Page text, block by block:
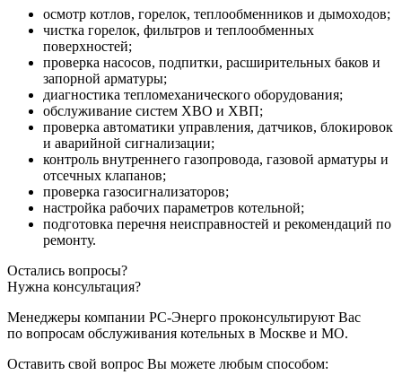
осмотр котлов, горелок, теплообменников и дымоходов;
чистка горелок, фильтров и теплообменных
поверхностей;
проверка насосов, подпитки, расширительных баков и
запорной арматуры;
диагностика тепломеханического оборудования;
обслуживание систем ХВО и ХВП;
проверка автоматики управления, датчиков, блокировок
и аварийной сигнализации;
контроль внутреннего газопровода, газовой арматуры и
отсечных клапанов;
проверка газосигнализаторов;
настройка рабочих параметров котельной;
подготовка перечня неисправностей и рекомендаций по
ремонту.
Остались вопросы?
Нужна консультация?
Менеджеры компании РС-Энерго проконсультируют Вас
по вопросам обслуживания котельных в Москве и МО.
Оставить свой вопрос Вы можете любым способом: